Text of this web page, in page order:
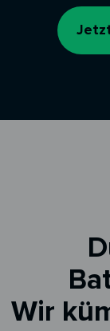
Wir